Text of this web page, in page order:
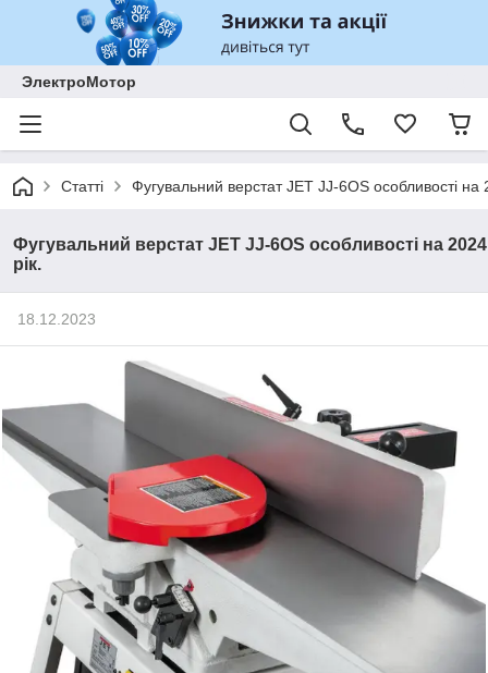
ЭлектроМотор
Статті Фугувальний верстат JET JJ-6OS особливості на
Фугувальний верстат JET JJ-6OS особливості на 2024
рік.
18.12.2023